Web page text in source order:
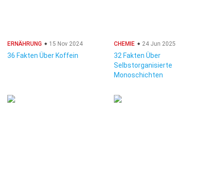
ERNÄHRUNG 15 Nov 2024
36 Fakten Über Koffein
CHEMIE 24 Jun 2025
32 Fakten Über
Selbstorganisierte
Monoschichten